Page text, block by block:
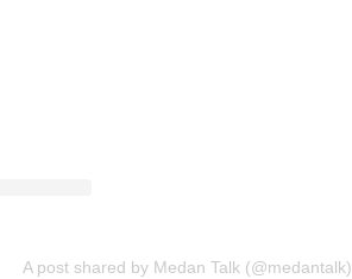
A post shared by Medan Talk (@medantalk)